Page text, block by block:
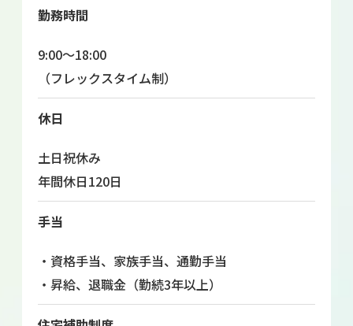
勤務時間
9:00～18:00
（フレックスタイム制）
休日
土日祝休み
年間休日120日
手当
・資格手当、家族手当、通勤手当
・昇給、退職金（勤続3年以上）